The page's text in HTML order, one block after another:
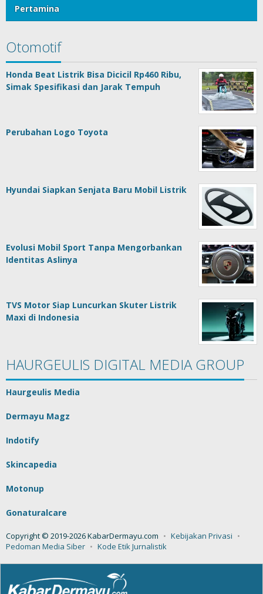
Pertamina
Otomotif
Honda Beat Listrik Bisa Dicicil Rp460 Ribu,
Simak Spesifikasi dan Jarak Tempuh
Perubahan Logo Toyota
Hyundai Siapkan Senjata Baru Mobil Listrik
Evolusi Mobil Sport Tanpa Mengorbankan
Identitas Aslinya
TVS Motor Siap Luncurkan Skuter Listrik
Maxi di Indonesia
HAURGEULIS DIGITAL MEDIA GROUP
Haurgeulis Media
Dermayu Magz
Indotify
Skincapedia
Motonup
Gonaturalcare
Copyright © 2019-2026 KabarDermayu.com
Kebijakan Privasi
Pedoman Media Siber
Kode Etik Jurnalistik